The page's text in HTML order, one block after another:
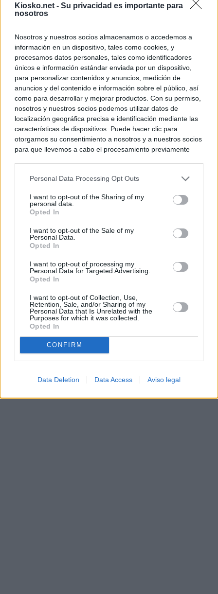
Kiosko.net - Su privacidad es importante para
nosotros
Nosotros y nuestros socios almacenamos o accedemos a
información en un dispositivo, tales como cookies, y
procesamos datos personales, tales como identificadores
únicos e información estándar enviada por un dispositivo,
para personalizar contenidos y anuncios, medición de
anuncios y del contenido e información sobre el público, así
como para desarrollar y mejorar productos. Con su permiso,
nosotros y nuestros socios podemos utilizar datos de
localización geográfica precisa e identificación mediante las
características de dispositivos. Puede hacer clic para
otorgarnos su consentimiento a nosotros y a nuestros socios
para que llevemos a cabo el procesamiento previamente
negar su consentimiento. Tenga en cuenta que algún
de su consentimiento, pero usted tiene el derecho de
rechazar tal procesamiento. Sus preferencias se aplicarán
cualquier momento entrando de nuevo en este sitio web o
visitando nuestra política de privacidad.
Personal Data Processing Opt Outs
I want to opt-out of the Sharing of my
personal data.
Opted In
I want to opt-out of the Sale of my
Personal Data.
Opted In
I want to opt-out of processing my
Personal Data for Targeted Advertising.
Opted In
I want to opt-out of Collection, Use,
Retention, Sale, and/or Sharing of my
Personal Data that Is Unrelated with the
Purposes for which it was collected.
Opted In
CONFIRM
Data Deletion Data Access Aviso legal